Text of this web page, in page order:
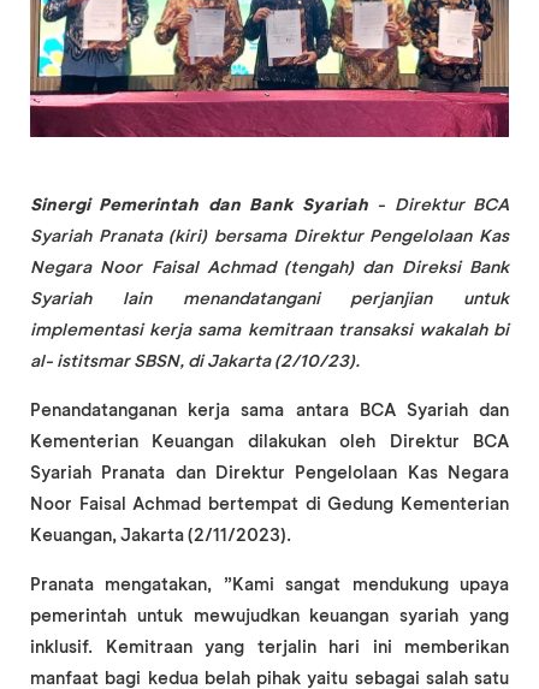
Sinergi Pemerintah dan Bank Syariah- Direktur BCA
Syariah Pranata (kiri) bersama Direktur Pengelolaan Kas
Negara Noor Faisal Achmad (tengah) dan Direksi Bank
Syariah lain menandatangani perjanjian untuk
implementasi kerja sama kemitraan transaksi wakalah bi
al- istitsmar SBSN, di Jakarta (2/10/23).
Penandatanganan kerja sama antara BCA Syariah dan
Kementerian Keuangan dilakukan oleh Direktur BCA
Syariah Pranata dan Direktur Pengelolaan Kas Negara
Noor Faisal Achmad bertempat di Gedung Kementerian
Keuangan, Jakarta (2/11/2023).
Pranata mengatakan, ”Kami sangat mendukung upaya
pemerintah untuk mewujudkan keuangan syariah yang
inklusif. Kemitraan yang terjalin hari ini memberikan
manfaat bagi kedua belah pihak yaitu sebagai salah satu